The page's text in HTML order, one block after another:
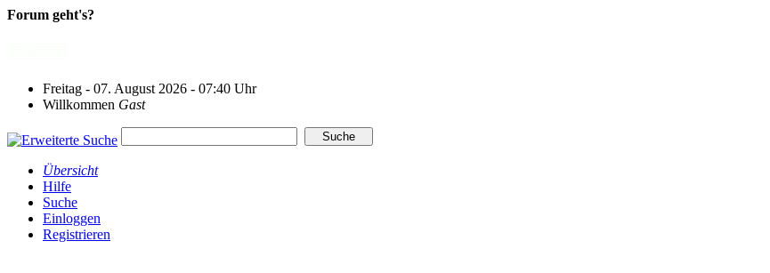
Forum geht's?
Freitag - 07. August 2026 - 07:40 Uhr
Willkommen Gast
Übersicht
Hilfe
Suche
Einloggen
Registrieren